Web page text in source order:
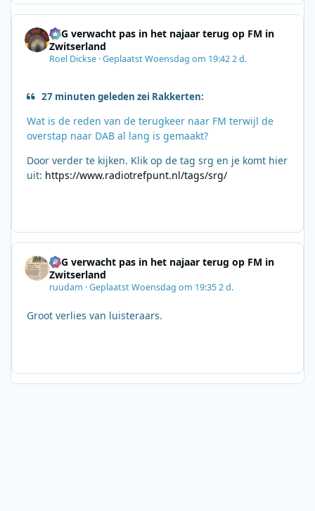
SRG verwacht pas in het najaar terug op FM in
Zwitserland
Roel Dickse ·GeplaatstWoensdag om 19:422 d.
27 minuten geleden zei Rakkerten:
Wat is de reden van de terugkeer naar FM terwijl de
overstap naar DAB al lang is gemaakt?
Door verder te kijken. Klik op de tag srg en je komt hier
uit: https://www.radiotrefpunt.nl/tags/srg/
SRG verwacht pas in het najaar terug op FM in
Zwitserland
ruudam ·GeplaatstWoensdag om 19:352 d.
Groot verlies van luisteraars.